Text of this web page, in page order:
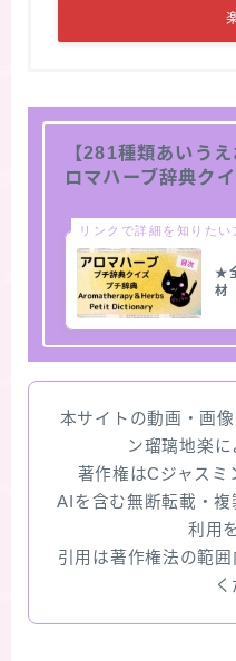
【281種類あいう
ロマハーブ辞典ク
リンクで詳細を知りたい
★
材
本サイトの動画・画
ン瑠璃地楽
著作権はCジャスミ
AIを含む無断転載・
利用
引用は著作権法の範